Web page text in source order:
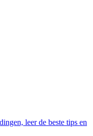
leer de beste tips en